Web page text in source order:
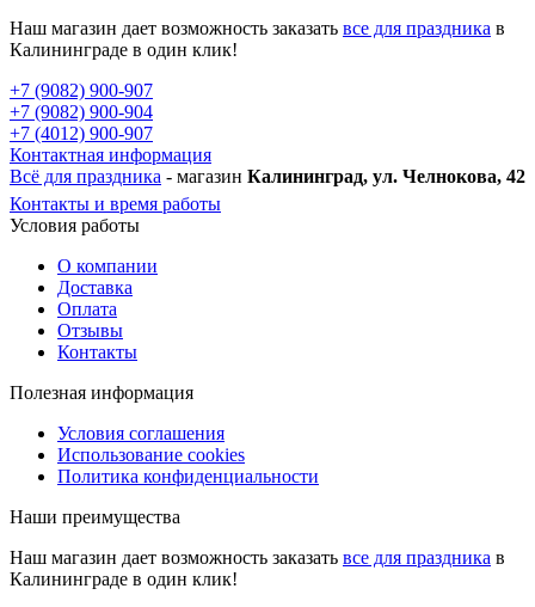
Наш магазин дает возможность заказать все для праздника в
Калининграде в один клик!
+7 (9082) 900-907
+7 (9082) 900-904
+7 (4012) 900-907
Контактная информация
Всё для праздника - магазин Калининград, ул. Челнокова, 42
Контакты и время работы
Условия работы
О компании
Доставка
Оплата
Отзывы
Контакты
Полезная информация
Условия соглашения
Использование cookies
Политика конфиденциальности
Наши преимущества
Наш магазин дает возможность заказать все для праздника в
Калининграде в один клик!